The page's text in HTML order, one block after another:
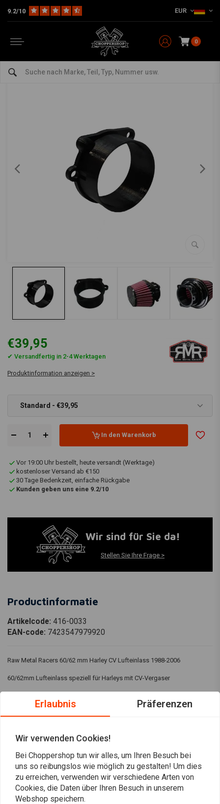
9.2/10 EUR
0
60/62mm Harley CV Lufteinlass 1988-2006
60/62mm Harley CV Lufteinlass 1988-2006
€39,95
✔ Versandfertig in 2-4 Werktagen
Produktinformation anzeigen >
Standard - €39,95
In den Warenkorb
Vor 19:00 Uhr bestellt, heute versandt (Werktage)
kostenloser Versand ab €150
30 Tage Bedenkzeit, einfache Rückgabe
Kunden geben uns eine 9.2/10
Wir sind für Sie da!
Stellen Sie Ihre Frage >
Productinformatie
Artikelcode: 416-0033
EAN-code: 7423547979920
Raw Metal Racers 60/62 mm Harley CV Lufteinlass 1988-2006
60/62mm Lufteinlass speziell für Harleys mit CV-Vergaser
Touren 1988–2016
Sportster ab 1998
Befestigungsschrauben sind im Lieferumfang enthalten
*Luftfilter ist NICHT enthalten
Lesen Sie mehr
Bewertungen
Erlaubnis Präferenzen
Wir verwenden Cookies!
Bei Choppershop tun wir alles, um Ihren Besuch bei
uns so reibungslos wie möglich zu gestalten! Um dies
zu erreichen, verwenden wir verschiedene Arten von
Cookies, die Daten über Ihren Besuch in unserem
Webshop speichern.